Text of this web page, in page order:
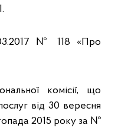
№ 118 «Про
комісії, що
від 30 вересня
2015 року за №